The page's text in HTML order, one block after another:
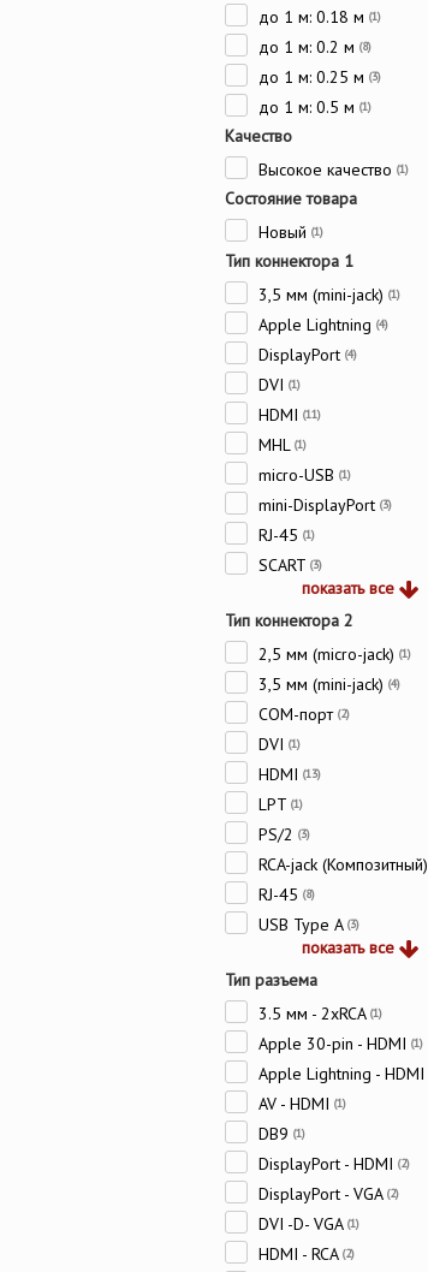
до 1 м: 0.18 м (1)
до 1 м: 0.2 м (8)
до 1 м: 0.25 м (3)
до 1 м: 0.5 м (1)
Качество
Высокое качество (1)
Состояние товара
Новый (1)
Тип коннектора 1
3,5 мм (mini-jack) (1)
Apple Lightning (4)
DisplayPort (4)
DVI (1)
HDMI (11)
MHL (1)
micro-USB (1)
mini-DisplayPort (3)
RJ-45 (1)
SCART (3)
показать все
Тип коннектора 2
2,5 мм (micro-jack) (1)
3,5 мм (mini-jack) (4)
COM-порт (2)
DVI (1)
HDMI (13)
LPT (1)
PS/2 (3)
RCA-jack (Композитный)
RJ-45 (8)
USB Type A (3)
показать все
Тип разъема
3.5 мм - 2xRCA (1)
Apple 30-pin - HDMI (1)
Apple Lightning - HDMI
AV - HDMI (1)
DB9 (1)
DisplayPort - HDMI (2)
DisplayPort - VGA (2)
DVI -D- VGA (1)
HDMI - RCA (2)